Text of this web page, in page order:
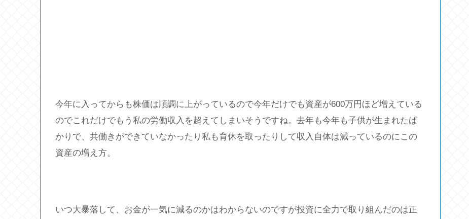
今年に入ってからも株価は順調に上がっているので今年だけでも資産が600万円ほど増えている
のでこれだけでもう私の労働収入を超えてしまいそうですね。去年も今年も子供が生まれたば
かりで、共働きができていなかったり私も育休を取ったりして収入自体は減っているのにこの
資産の増え方。
いつ大暴落して、お金が一気に減るのかはわからないのですが投資に全力で取り組んだのは正